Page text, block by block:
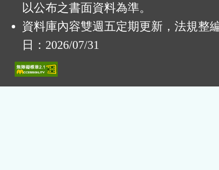
以公布之書面資料為準。
資料庫內容雙週五定期更新，法規整
日：2026/07/31